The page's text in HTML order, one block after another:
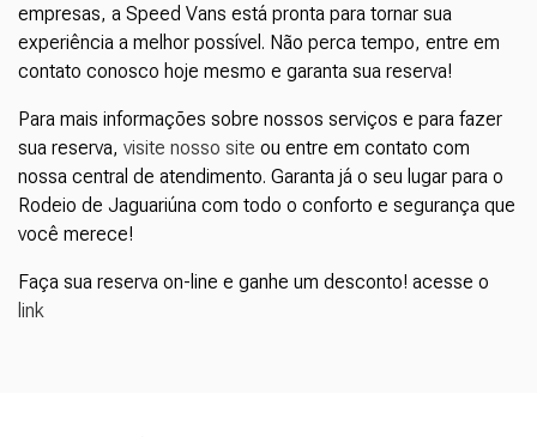
empresas, a Speed Vans está pronta para tornar sua
experiência a melhor possível. Não perca tempo, entre em
contato conosco hoje mesmo e garanta sua reserva!
Para mais informações sobre nossos serviços e para fazer
sua reserva, visite nosso site ou entre em contato com
nossa central de atendimento. Garanta já o seu lugar para o
Rodeio de Jaguariúna com todo o conforto e segurança que
você merece!
Faça sua reserva on-line e ganhe um desconto! acesse o
link